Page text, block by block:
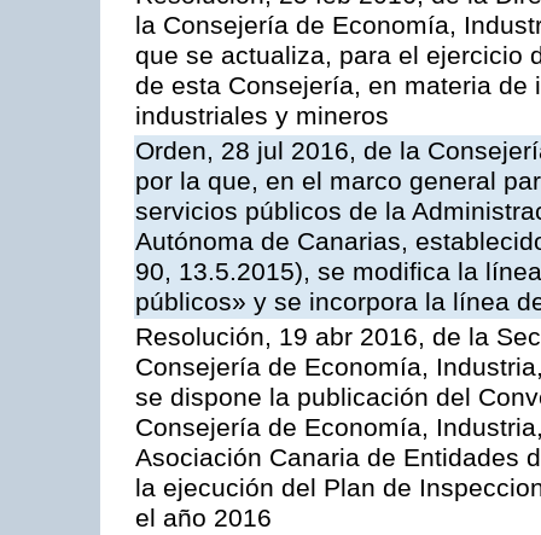
la Consejería de Economía,
que se actualiza, para el ejercicio
de esta Consejería, en materia
industriales y mineros
Orden, 28 jul 2016, de la
por la que, en el marco general
servicios públicos de la
Autónoma de Canarias,
90, 13.5.2015), se modifica la
públicos» y se incorpora la línea
Resolución, 19 abr 2016, de la
Consejería de Economía,
se dispone la publicación del
Consejería de Economía,
Asociación Canaria de Entidades
la ejecución del Plan de
el año 2016